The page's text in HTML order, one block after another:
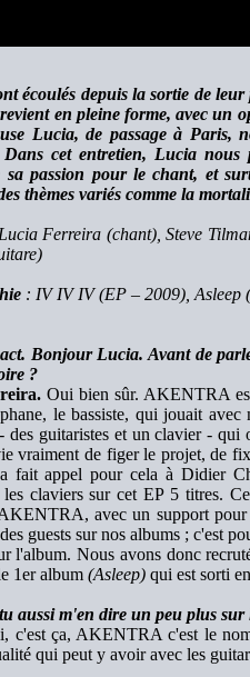
écoulés depuis la sortie de
en pleine forme, avec un
Lucia, de passage à Paris,
Dans cet entretien, Lucia
sa passion pour le chant, et
thèmes variés comme la
Ferreira (chant), Steve
: IV IV IV (EP – 2009), Asleep
Bonjour Lucia. Avant de
?
Oui bien sûr. AKENTRA
le bassiste, qui jouait
des guitaristes et un clavier - qui
vraiment de figer le projet, de
fait appel pour cela à Didier
les claviers sur cet EP 5 titres.
avec un support
guests sur nos albums ; c'est
l'album. Nous avons donc
1er album (Asleep) qui est sorti
aussi m'en dire un peu plus
c'est ça, AKENTRA c'est le
qui peut y avoir avec les